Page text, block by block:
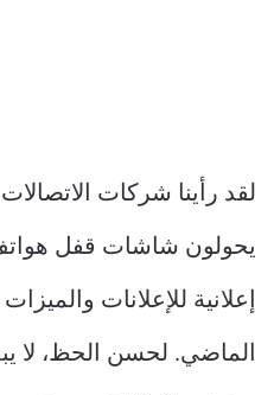
لقد رأينا شركات
إعلانية للإعلانات
الماضي. لحسن الحظ، لا